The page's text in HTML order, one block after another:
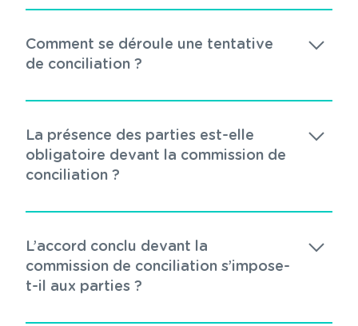
Comment se déroule une tentative
de conciliation ?
La présence des parties est-elle
obligatoire devant la commission de
conciliation ?
L’accord conclu devant la
commission de conciliation s’impose-
t-il aux parties ?